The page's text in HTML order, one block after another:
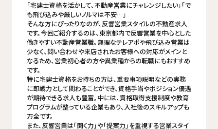
「宅建士資格を活かして、不動産営業にチャレンジしたい」「で
も飛び込みや厳しいノルマは不安…」
そんな方にぴったりなのが、反響営業スタイルの不動産求人
です。今回ご紹介するのは、東京都内で反響営業を中心とした
働きやすい不動産営業職。無理なテレアポや飛び込み営業は
少なく、問い合わせや来店されたお客様への対応がメインと
なるため、営業初心者の方や異業種からの転職にもおすすめ
です。
特に宅建士資格をお持ちの方は、重要事項説明などの実務
に即戦力として関わることができ、資格手当やポジション優遇
が期待できる求人も豊富。中には、資格取得支援制度や教育
プログラムが整っている企業もあり、入社後のスキルアップも
万全です。
また、反響営業は「聞く力」や「提案力」を重視する営業スタイ